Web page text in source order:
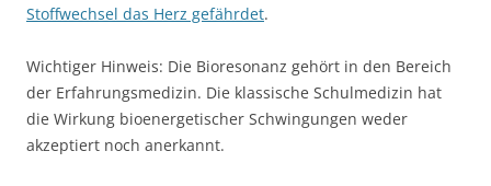
Stoffwechsel das Herz gefährdet.
Wichtiger Hinweis: Die Bioresonanz gehört in den Bereich
der Erfahrungsmedizin. Die klassische Schulmedizin hat
die Wirkung bioenergetischer Schwingungen weder
akzeptiert noch anerkannt.